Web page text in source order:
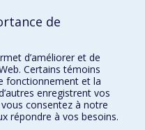
de
d’améliorer et de
Certains témoins
fonctionnement et la
enregistrent vos
consentez à notre
répondre à vos besoins.